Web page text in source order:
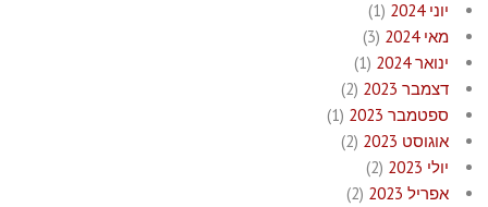
יוני 2024
(1)
מאי 2024
(3)
ינואר 2024
(1)
דצמבר 2023
(2)
ספטמבר 2023
(1)
אוגוסט 2023
(2)
יולי 2023
(2)
אפריל 2023
(2)